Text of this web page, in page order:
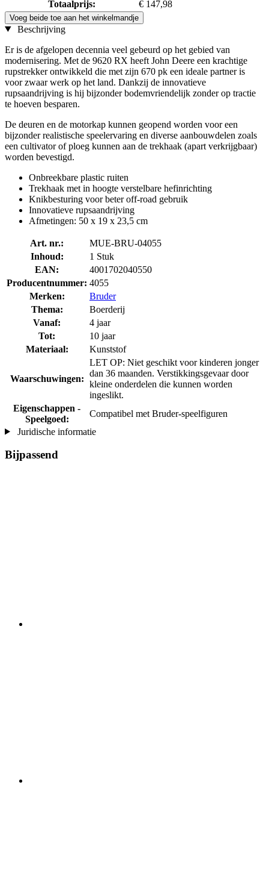
Totaalprijs: € 147,98
Voeg beide toe aan het winkelmandje
Beschrijving
Er is de afgelopen decennia veel gebeurd op het gebied van
modernisering. Met de 9620 RX heeft John Deere een krachtige
rupstrekker ontwikkeld die met zijn 670 pk een ideale partner is
voor zwaar werk op het land. Dankzij de innovatieve
rupsaandrijving is hij bijzonder bodemvriendelijk zonder op tractie
te hoeven besparen.
De deuren en de motorkap kunnen geopend worden voor een
bijzonder realistische speelervaring en diverse aanbouwdelen zoals
een cultivator of ploeg kunnen aan de trekhaak (apart verkrijgbaar)
worden bevestigd.
Onbreekbare plastic ruiten
Trekhaak met in hoogte verstelbare hefinrichting
Knikbesturing voor beter off-road gebruik
Innovatieve rupsaandrijving
Afmetingen: 50 x 19 x 23,5 cm
Art. nr.:
MUE-BRU-04055
Inhoud:
1 Stuk
EAN:
4001702040550
Producentnummer: 4055
Merken:
Bruder
Thema:
Boerderij
Vanaf:
4 jaar
Tot:
10 jaar
Materiaal:
Kunststof
Waarschuwingen:
LET OP: Niet geschikt voor kinderen jonger
dan 36 maanden. Verstikkingsgevaar door
kleine onderdelen die kunnen worden
ingeslikt.
Eigenschappen -
Speelgoed:
Compatibel met Bruder-speelfiguren
Juridische informatie
Bijpassend